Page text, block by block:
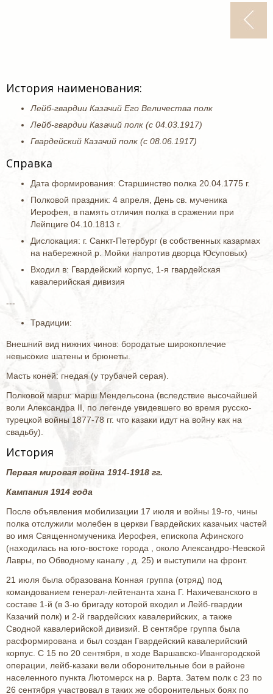
История наименования:
Лейб-гвардии Казачий Его Величества полк
Лейб-гвардии Казачий полк (с 04.03.1917)
Гвардейский Казачий полк (с 08.06.1917)
Справка
Дата формирования: Старшинство полка 20.04.1775 г.
Полковой праздник: 4 апреля, День св. мученика
Иерофея, в память отличия полка в сражении при
Лейпциге 04.10.1813 г.
Дислокация: г. Санкт-Петербург (в собственных казармах
на набережной р. Мойки напротив дворца Юсуповых)
Входил в: Гвардейский корпус, 1-я гвардейская
кавалерийская дивизия
---
Традиции:
Внешний вид нижних чинов: бородатые широкоплечие
невысокие шатены и брюнеты.
Масть коней: гнедая (у трубачей серая).
Полковой марш: марш Мендельсона (вследствие высочайшей
воли Александра II, по легенде увидевшего во время русско-
турецкой войны 1877-78 гг. что казаки идут на войну как на
свадьбу).
История
Первая мировая война 1914-1918 гг.
Кампания 1914 года
После объявления мобилизации 17 июля и войны 19-го, чины
полка отслужили молебен в церкви Гвардейских казачьих частей
во имя Священномученика Иерофея, епископа Афинского
(находилась на юго-востоке города , около Александро-Невской
Лавры, по Обводному каналу , д. 25) и выступили на фронт.
21 июля была образована Конная группа (отряд) под
командованием генерал-лейтенанта хана Г. Нахичеванского в
составе 1-й (в 3-ю бригаду которой входил и Лейб-гвардии
Казачий полк) и 2-й гвардейских кавалерийских, а также
Сводной кавалерийской дивизий. В сентябре группа была
расформирована и был создан Гвардейский кавалерийский
корпус. С 15 по 20 сентября, в ходе Варшавско-Ивангородской
операции, лейб-казаки вели оборонительные бои в районе
населенного пункта Лютомерск на р. Варта. Затем полк с 23 по
26 сентября участвовал в таких же оборонительных боях по